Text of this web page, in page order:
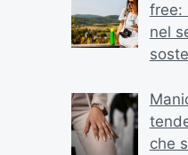
free:
nel
che